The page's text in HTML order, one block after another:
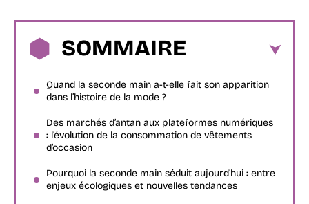
SOMMAIRE
Quand la seconde main a-t-elle fait son apparition
dans l’histoire de la mode ?
Des marchés d’antan aux plateformes numériques
: l’évolution de la consommation de vêtements
d’occasion
Pourquoi la seconde main séduit aujourd’hui : entre
enjeux écologiques et nouvelles tendances